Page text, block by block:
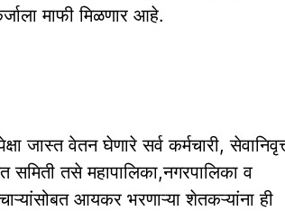
माफी मिळणार आहे.
जास्त वेतन घेणारे सर्व कर्मचारी,
समिती तसे महापालिका,नगरपालिका व
आयकर भरणाऱ्या शेतकऱ्यांना ही